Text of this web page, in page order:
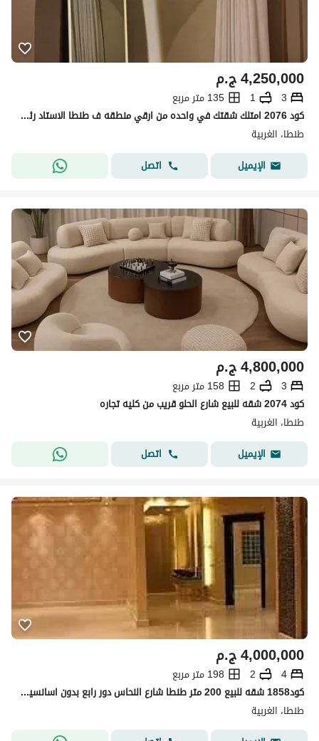
ج.م4,250,000
3
1
135 متر مربع
كود 2076 امتلك شقتك في واحده من ارقي منطقه ف طنطا الاستاد رئيسي
طنطا، الغربية
الإيميل
اتصل
ج.م4,800,000
3
2
158 متر مربع
كود 2074 شقه للبيع شارع الحلو قريب من كليه تجاره
طنطا، الغربية
الإيميل
اتصل
ج.م4,000,000
4
2
198 متر مربع
كود1858 شقه للبيع 200 متر طنطا شارع النحاس دور رابع بدون اسانسير 4 غرف 2 حمام مطبخ رسيبشن كبير
طنطا، الغربية